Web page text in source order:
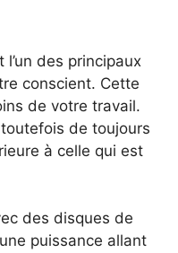
des principaux
conscient. Cette
de votre travail.
de toujours
à celle qui est
des disques de
puissance allant